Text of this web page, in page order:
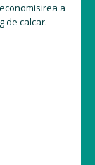
a
de calcar.